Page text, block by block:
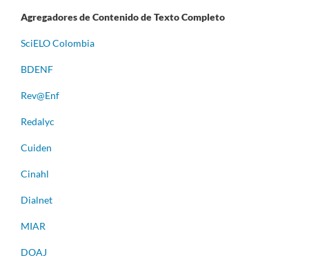
Agregadores de Contenido de Texto Completo
SciELO Colombia
BDENF
Rev@Enf
Redalyc
Cuiden
Cinahl
Dialnet
MIAR
DOAJ